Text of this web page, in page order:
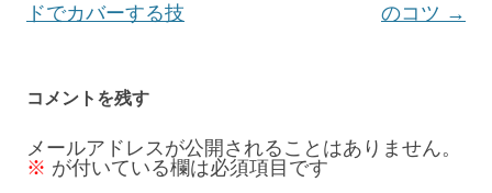
ナ
ゲ
シ
ドでカバーする技
のコツ →
コメントを残す
メールアドレスが公開されることはありません。
※ が付いている欄は必須項目です